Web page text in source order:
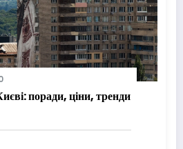
поради, ціни, тренди